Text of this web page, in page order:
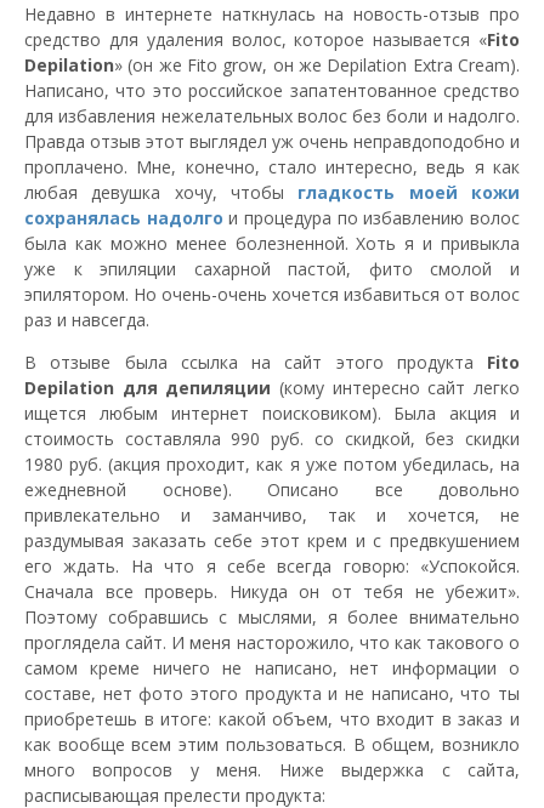
Недавно в интернете наткнулась на новость-отзыв про
средство для удаления волос, которое называется «Fito
Depilation» (он же Fito grow, он же Depilation Extra Cream).
Написано, что это российское запатентованное средство
для избавления нежелательных волос без боли и надолго.
Правда отзыв этот выглядел уж очень неправдоподобно и
проплачено. Мне, конечно, стало интересно, ведь я как
любая девушка хочу, чтобы гладкость моей кожи
сохранялась надолго и процедура по избавлению волос
была как можно менее болезненной. Хоть я и привыкла
уже к эпиляции сахарной пастой, фито смолой и
эпилятором. Но очень-очень хочется избавиться от волос
раз и навсегда.
В отзыве была ссылка на сайт этого продукта Fito
Depilation для депиляции (кому интересно сайт легко
ищется любым интернет поисковиком). Была акция и
стоимость составляла 990 руб. со скидкой, без скидки
1980 руб. (акция проходит, как я уже потом убедилась, на
ежедневной основе). Описано все довольно
привлекательно и заманчиво, так и хочется, не
раздумывая заказать себе этот крем и с предвкушением
его ждать. На что я себе всегда говорю: «Успокойся.
Сначала все проверь. Никуда он от тебя не убежит».
Поэтому собравшись с мыслями, я более внимательно
проглядела сайт. И меня насторожило, что как такового о
самом креме ничего не написано, нет информации о
составе, нет фото этого продукта и не написано, что ты
приобретешь в итоге: какой объем, что входит в заказ и
как вообще всем этим пользоваться. В общем, возникло
много вопросов у меня. Ниже выдержка с сайта,
расписывающая прелести продукта: